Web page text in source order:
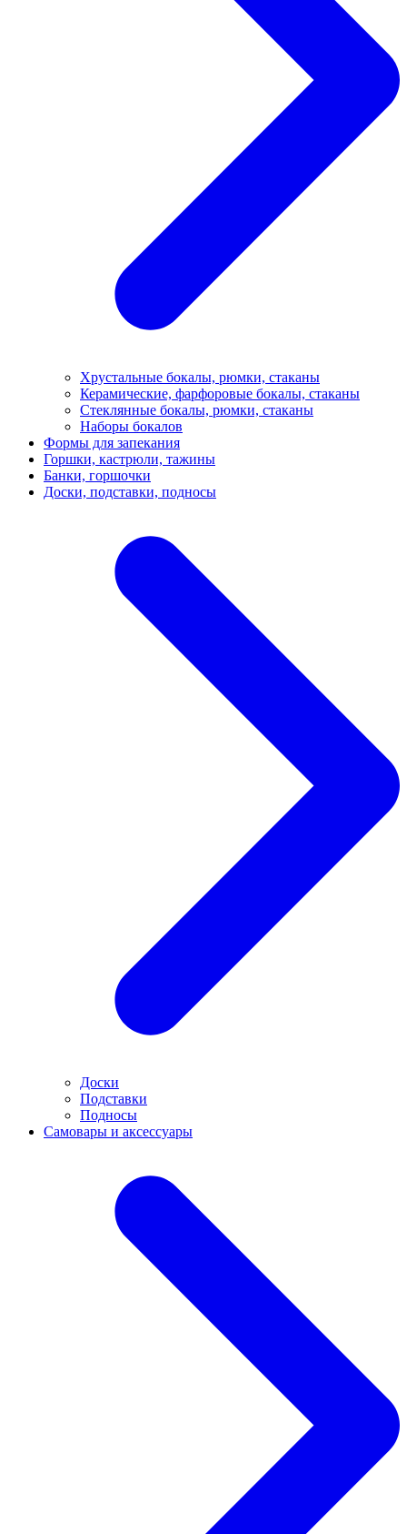
Хрустальные бокалы, рюмки, стаканы
Керамические, фарфоровые бокалы, стаканы
Стеклянные бокалы, рюмки, стаканы
Наборы бокалов
Формы для запекания
Горшки, кастрюли, тажины
Банки, горшочки
Доски, подставки, подносы
Доски
Подставки
Подносы
Самовары и аксессуары